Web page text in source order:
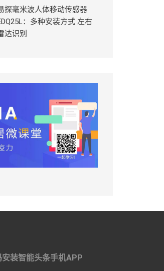
探毫米波人体移动传感器
：多种安装方式 左右
达识别
装智能头条手机APP